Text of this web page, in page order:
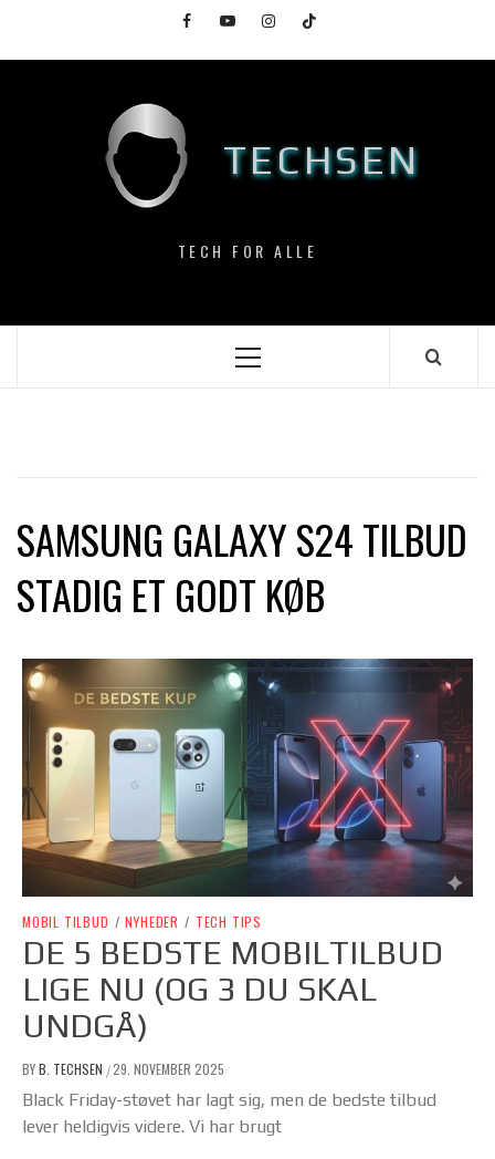
content
FacebookYouTubeInstagramTikTok
TECHSEN
TECH FOR ALLE
Primary
SAMSUNG GALAXY S24 TILBUD
STADIG ET GODT KØB
MOBIL TILBUD / NYHEDER / TECH TIPS
DE 5 BEDSTE MOBILTILBUD
LIGE NU (OG 3 DU SKAL
UNDGÅ)
BYB. TECHSEN /29. NOVEMBER 2025
Black Friday-støvet har lagt sig, men de bedste tilbud
lever heldigvis videre. Vi har brugt